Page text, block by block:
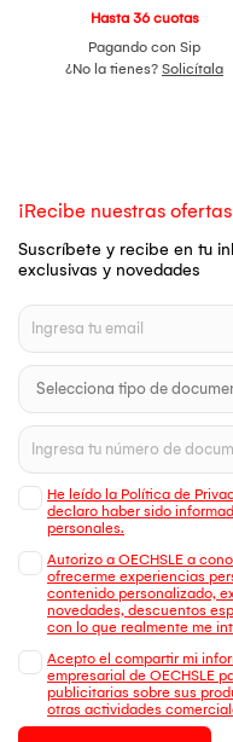
Hasta 36 cuotas
Pagando con Sip
¿No la tienes? Solicítala
¡Recibe nuestras
Suscríbete y recibe en tu
exclusivas y novedades
He leído la Política de
declaro haber sido
personales.
Autorizo a OECHSLE a
ofrecerme experiencias
contenido personalizado,
novedades, descuentos
con lo que realmente me
Acepto el compartir mi
empresarial de OECHSLE
publicitarias sobre sus
otras actividades